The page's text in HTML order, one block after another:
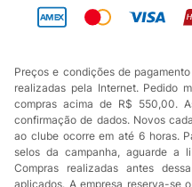
Preços e condições de
realizadas pela Internet. Pedido
compras acima de R$ 550,00.
confirmação de dados. Novos
ao clube ocorre em até 6 horas.
selos da campanha, aguarde a
Compras realizadas antes
aplicados. A empresa reserva-se